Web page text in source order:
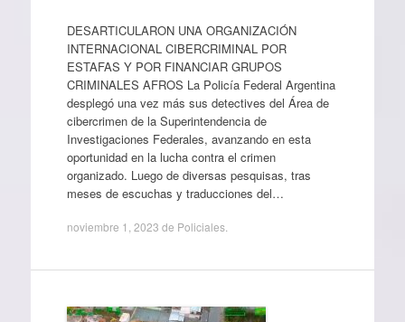
DESARTICULARON UNA ORGANIZACIÓN
INTERNACIONAL CIBERCRIMINAL POR
ESTAFAS Y POR FINANCIAR GRUPOS
CRIMINALES AFROS La Policía Federal Argentina
desplegó una vez más sus detectives del Área de
cibercrimen de la Superintendencia de
Investigaciones Federales, avanzando en esta
oportunidad en la lucha contra el crimen
organizado. Luego de diversas pesquisas, tras
meses de escuchas y traducciones del…
noviembre 1, 2023 de Policiales.